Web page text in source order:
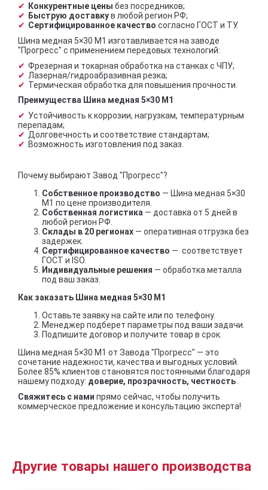
Конкурентные цены без посредников;
Быструю доставкув любой регион РФ;
Сертифицированное качество согласно ГОСТ и ТУ.
Шина медная 5×30 М1 изготавливается на заводе
"Прогресс" с применением передовых технологий:
Фрезерная и токарная обработка на станках с ЧПУ;
Лазерная/гидроабразивная резка;
Термическая обработка для повышения прочности.
Преимущества Шина медная 5×30 М1
Устойчивость к коррозии, нагрузкам, температурным
перепадам;
Долговечность и соответствие стандартам;
Возможность изготовления под заказ.
Почему выбирают Завод "Прогресс"?
Собственное производство — Шина медная 5×30
М1 по цене производителя.
Собственная логистика — доставка от 5 дней в
любой регион РФ.
Склады в 20 регионах — оперативная отгрузка без
задержек.
Сертифицированное качество — соответствует
ГОСТ и ISO.
Индивидуальные решения — обработка металла
под ваш заказ.
Как заказать Шина медная 5×30 М1
Оставьте заявку на сайте или по телефону.
Менеджер подберет параметры под ваши задачи.
Подпишите договор и получите товар в срок.
Шина медная 5×30 М1 от Завода "Прогресс" — это
сочетание надежности, качества и выгодных условий.
Более 85% клиентов становятся постоянными благодаря
нашему подходу: доверие, прозрачность, честность
Свяжитесь с нами прямо сейчас, чтобы получить
коммерческое предложение и консультацию эксперта!
Другие товары нашего производства